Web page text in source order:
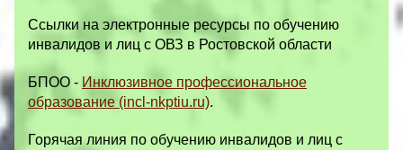
Ссылки на электронные ресурсы по обучению
инвалидов и лиц с ОВЗ в Ростовской области
БПОО - Инклюзивное профессиональное
образование (incl-nkptiu.ru).
Горячая линия по обучению инвалидов и лиц с